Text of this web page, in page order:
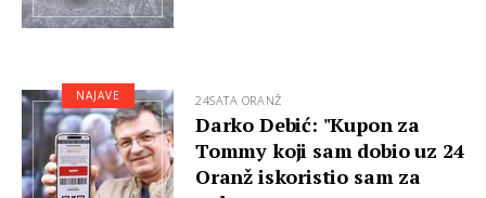
24SATA ORANŽ
Darko Debić: "Kupon za
Tommy koji sam dobio uz 24
Oranž iskoristio sam za
NAJAVE